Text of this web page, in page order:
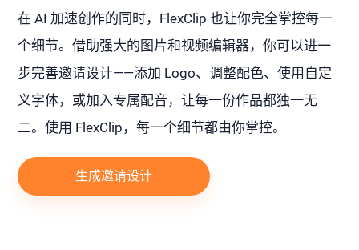
在 AI 加速创作的同时，FlexClip 也让你完全掌控每一
个细节。借助强大的图片和视频编辑器，你可以进一
步完善邀请设计——添加 Logo、调整配色、使用自定
义字体，或加入专属配音，让每一份作品都独一无
二。使用 FlexClip，每一个细节都由你掌控。
生成邀请设计